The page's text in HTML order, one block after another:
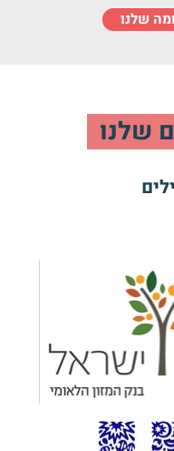
שלנו
שלנו